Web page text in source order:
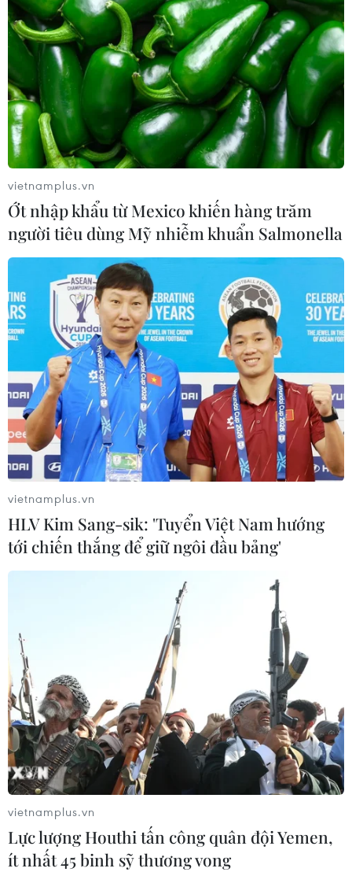
vietnamplus.vn
Ớt nhập khẩu từ Mexico khiến hàng trăm
người tiêu dùng Mỹ nhiễm khuẩn Salmonella
vietnamplus.vn
HLV Kim Sang-sik: 'Tuyển Việt Nam hướng
tới chiến thắng để giữ ngôi đầu bảng'
vietnamplus.vn
Lực lượng Houthi tấn công quân đội Yemen,
ít nhất 45 binh sỹ thương vong